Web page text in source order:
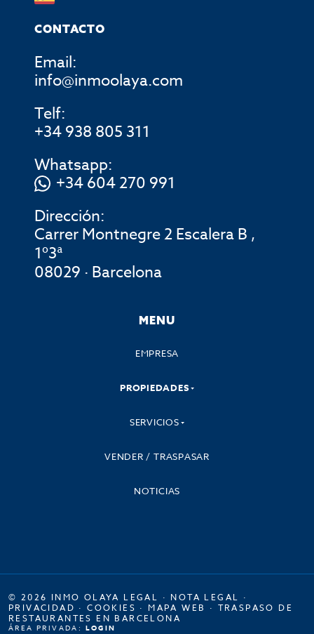
CONTACTO
Email:
info@inmoolaya.com
Telf:
+34 938 805 311
Whatsapp:
+34 604 270 991
Dirección:
Carrer Montnegre 2 Escalera B ,
1º3ª
08029 · Barcelona
MENU
EMPRESA
PROPIEDADES
SERVICIOS
VENDER / TRASPASAR
NOTICIAS
© 2026 INMO OLAYA LEGAL · NOTA LEGAL ·
PRIVACIDAD ·COOKIES · MAPA WEB · TRASPASO DE
RESTAURANTES EN BARCELONA
ÁREA PRIVADA: LOGIN